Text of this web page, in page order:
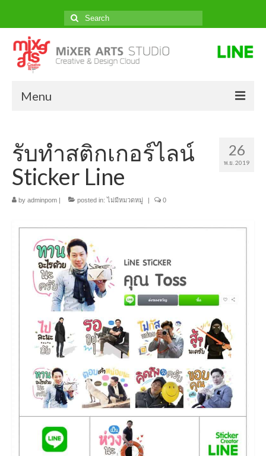
Search
for:
Menu
ผลงานของเรา
ราคา
ติดต่อสั่งทำ
บทความ
26
พ.ย. 2019
รับทำสติกเกอร์ไลน์
Sticker Line
by adminpom posted in: ไม่มีหมวดหมู่ 0